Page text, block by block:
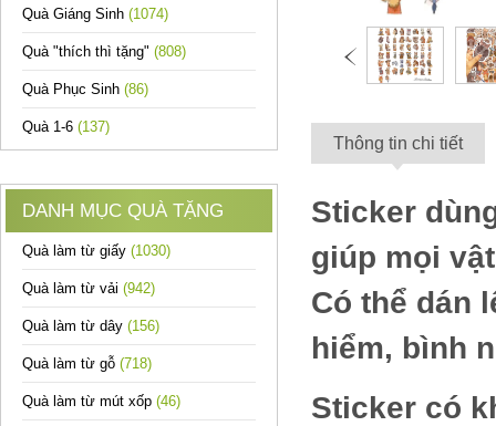
Quà Giáng Sinh (1074)
Quà "thích thì tặng" (808)
Quà Phục Sinh (86)
Quà 1-6 (137)
DANH MỤC QUÀ TẶNG
Quà làm từ giấy (1030)
Quà làm từ vải (942)
Quà làm từ dây (156)
Quà làm từ gỗ (718)
Quà làm từ mút xốp (46)
Thông tin chi tiết
Sticker
giúp mọi
Có thể dán
hiểm, bình
Sticker có